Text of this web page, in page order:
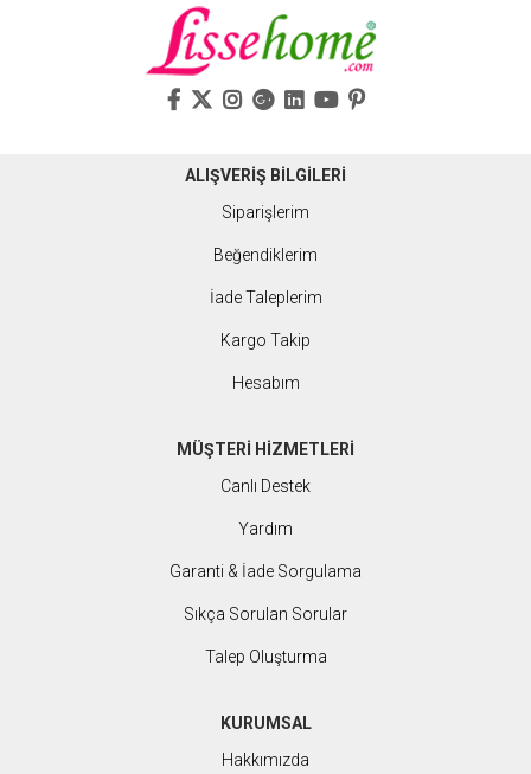
ALIŞVERİŞ BİLGİLERİ
Siparişlerim
Beğendiklerim
İade Taleplerim
Kargo Takip
Hesabım
MÜŞTERİ HİZMETLERİ
Canlı Destek
Yardım
Garanti & İade Sorgulama
Sıkça Sorulan Sorular
Talep Oluşturma
KURUMSAL
Hakkımızda